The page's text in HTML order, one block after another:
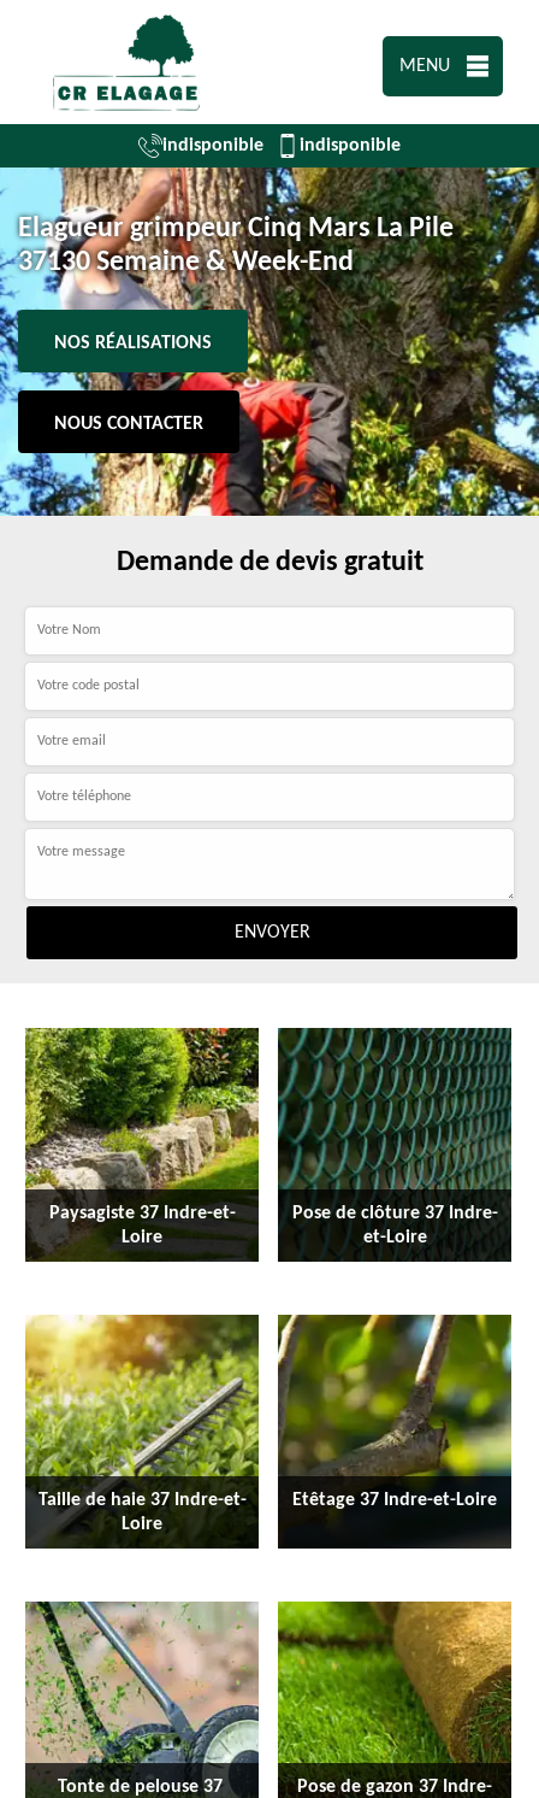
MENU
indisponible indisponible
Elagueur grimpeur Cinq Mars La Pile
37130 Semaine & Week-End
NOS RÉALISATIONS
NOUS CONTACTER
Demande de devis gratuit
Paysagiste 37 Indre-et-
Loire
Pose de clôture 37 Indre-
et-Loire
Taille de haie 37 Indre-et-
Loire
Etêtage 37 Indre-et-Loire
Tonte de pelouse 37
Pose de gazon 37 Indre-